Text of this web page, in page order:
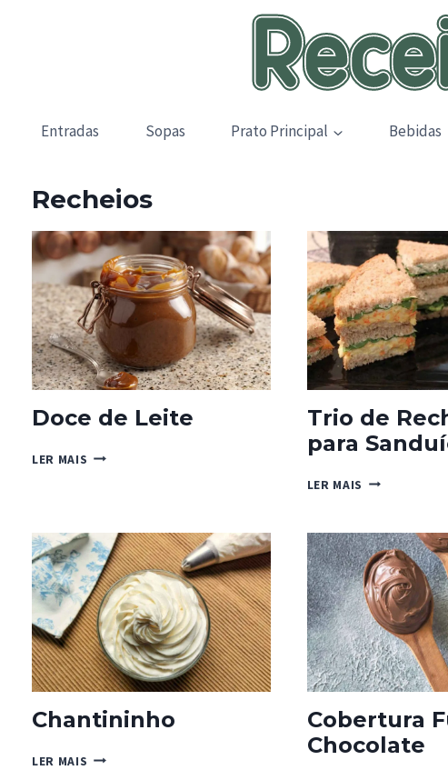
Entradas Sopas Prato Principal Bebidas
Recheios
Doce de Leite
LER MAIS DOCE
Trio de
para
LER MAIS TRIO
PARA
SANDUÍCHES
Chantininho
LER MAIS CHANTININHO
Cobertura
Chocolate